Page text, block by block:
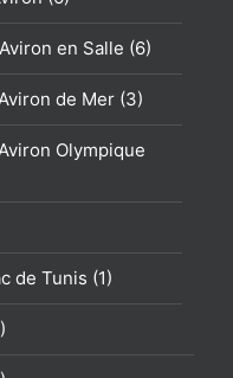
en Salle (6)
de Mer (3)
Olympique
de Tunis (1)